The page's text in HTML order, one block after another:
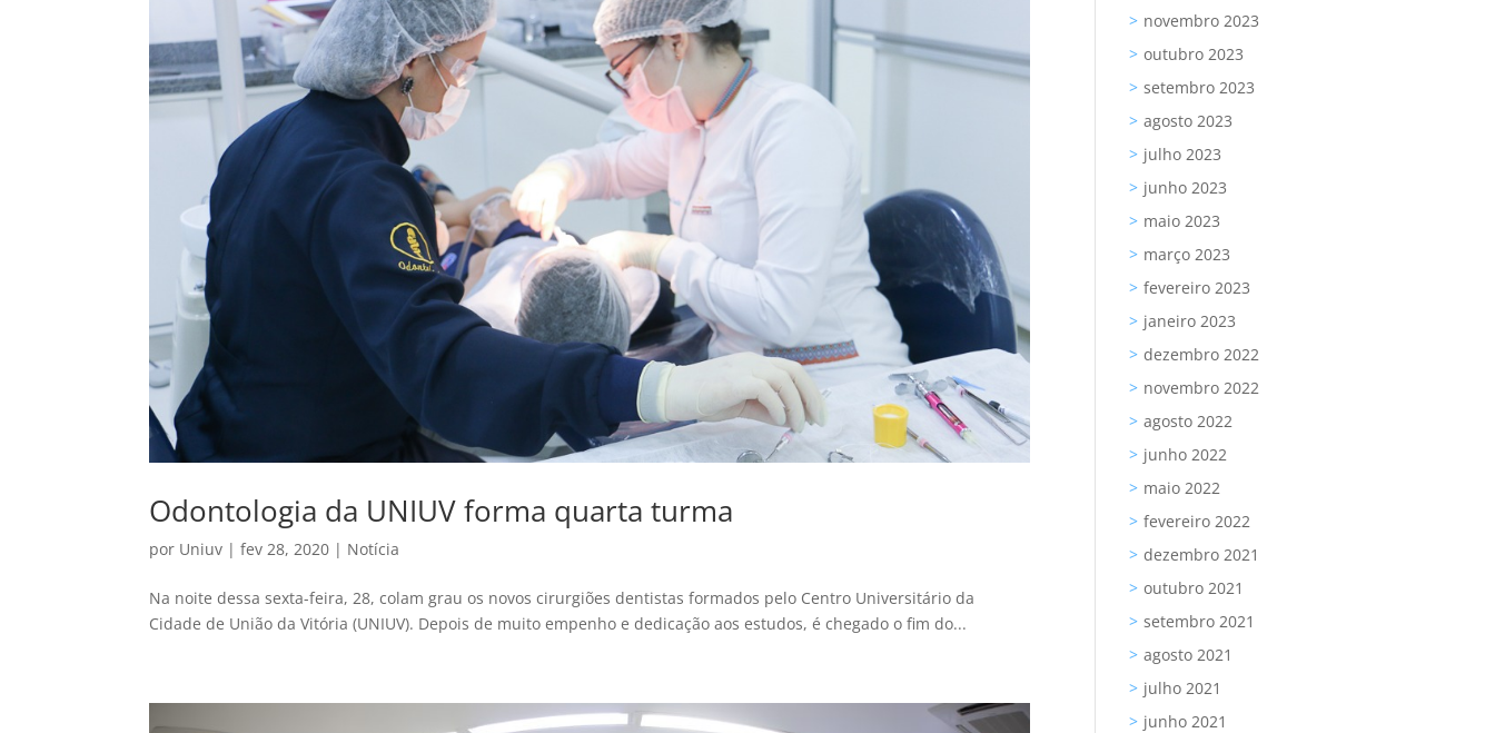
Odontologia da UNIUV forma quarta turma
por Uniuv |fev 28, 2020 | Notícia
Na noite dessa sexta-feira, 28, colam grau os novos cirurgiões dentistas formados pelo Centro Universitário da
Cidade de União da Vitória (UNIUV). Depois de muito empenho e dedicação aos estudos, é chegado o fim do...
novembro 2023
outubro 2023
setembro 2023
agosto 2023
julho 2023
junho 2023
maio 2023
março 2023
fevereiro 2023
janeiro 2023
dezembro 2022
novembro 2022
agosto 2022
junho 2022
maio 2022
fevereiro 2022
dezembro 2021
outubro 2021
setembro 2021
agosto 2021
julho 2021
junho 2021